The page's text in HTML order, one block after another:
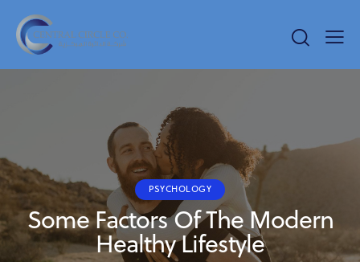
PSYCHOLOGY
Some Factors Of The Modern
Healthy Lifestyle